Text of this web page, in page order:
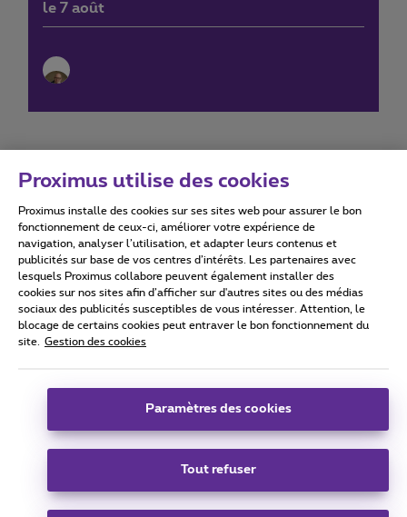
le 7 août
Conditions d'utilisation Accessibility statement
Tous droits réservés. © 2026 Proximus
Conditions générales, info consommateur
Coordonnées de l’entreprise
Boulevard du Roi Albert II 27 - B-1030 Bruxelles.
Carrier & Wholesale Solutions
Proximus utilise des cookies
Proximus installe des cookies sur ses sites web pour assurer le bon
fonctionnement de ceux-ci, améliorer votre expérience de
navigation, analyser l’utilisation, et adapter leurs contenus et
publicités sur base de vos centres d’intérêts. Les partenaires avec
lesquels Proximus collabore peuvent également installer des
cookies sur nos sites afin d’afficher sur d'autres sites ou des médias
sociaux des publicités susceptibles de vous intéresser. Attention, le
blocage de certains cookies peut entraver le bon fonctionnement du
site.
Gestion des cookies
Paramètres des cookies
Tout refuser